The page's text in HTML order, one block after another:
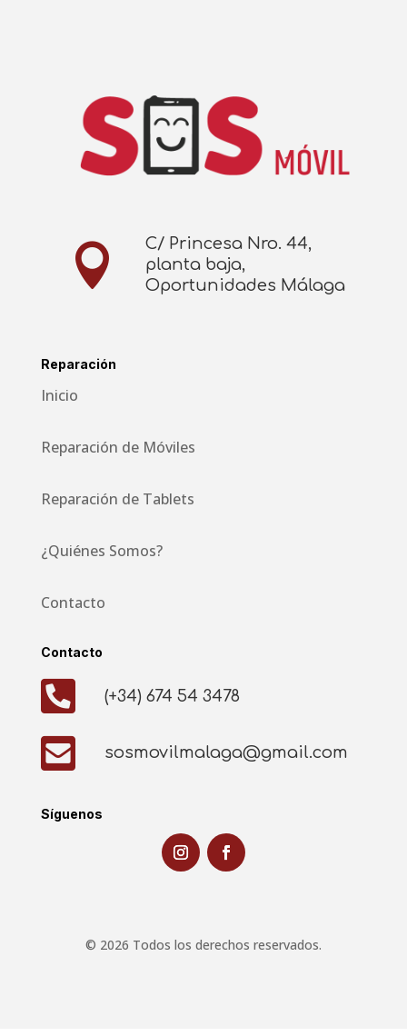

C/ Princesa Nro. 44,
planta baja,
Oportunidades Málaga
Reparación
Inicio
Reparación de Móviles
Reparación de Tablets
¿Quiénes Somos?
Contacto
Contacto
 (+34) 674 54 3478
 sosmovilmalaga@gmail.com
Síguenos
© 2026 Todos los derechos reservados.